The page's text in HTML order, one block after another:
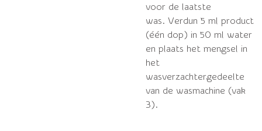
voor de laatste
was. Verdun 5 ml product
(één dop) in 50 ml water
en plaats het mengsel in
het
wasverzachtergedeelte
van de wasmachine (vak
3).